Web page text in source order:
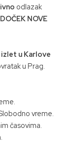
odlazak
DOČEK NOVE
u Karlove
u Prag.
vreme.
časovima.